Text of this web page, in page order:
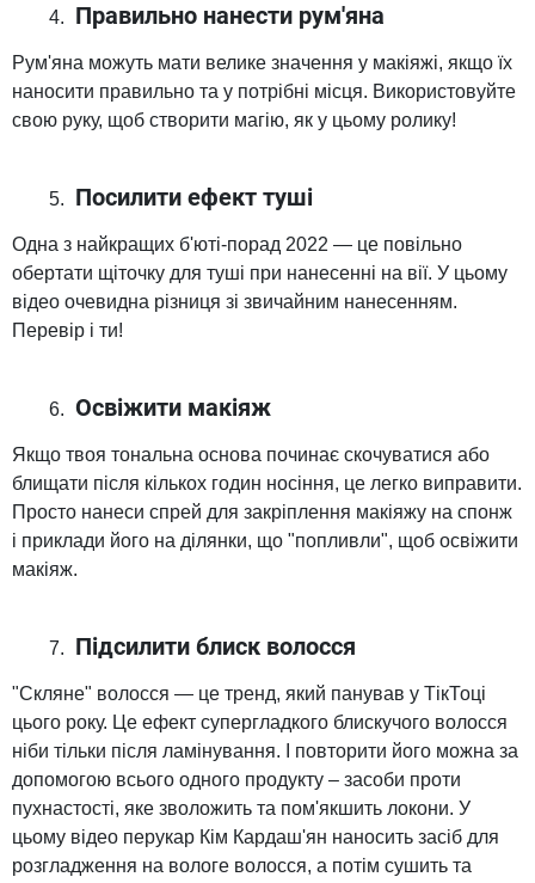
Правильно нанести рум'яна
Рум'яна можуть мати велике значення у макіяжі, якщо їх
наносити правильно та у потрібні місця. Використовуйте
свою руку, щоб створити магію, як у цьому ролику!
Посилити ефект туші
Одна з найкращих б'юті-порад 2022 — це повільно
обертати щіточку для туші при нанесенні на вії. У цьому
відео очевидна різниця зі звичайним нанесенням.
Перевір і ти!
Освіжити макіяж
Якщо твоя тональна основа починає скочуватися або
блищати після кількох годин носіння, це легко виправити.
Просто нанеси спрей для закріплення макіяжу на спонж
і приклади його на ділянки, що "попливли", щоб освіжити
макіяж.
Підсилити блиск волосся
"Скляне" волосся — це тренд, який панував у ТікТоці
цього року. Це ефект супергладкого блискучого волосся
ніби тільки після ламінування. І повторити його можна за
допомогою всього одного продукту – засоби проти
пухнастості, яке зволожить та пом'якшить локони. У
цьому відео перукар Кім Кардаш'ян наносить засіб для
розгладження на вологе волосся, а потім сушить та